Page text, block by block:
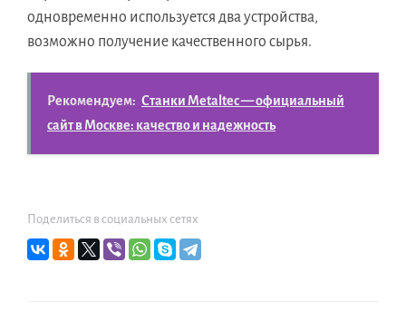
одновременно используется два устройства,
возможно получение качественного сырья.
Рекомендуем: Станки Metaltec — официальный
сайт в Москве: качество и надежность
Поделиться в социальных сетях